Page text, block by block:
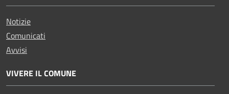
Notizie
Comunicati
Avvisi
VIVERE IL COMUNE